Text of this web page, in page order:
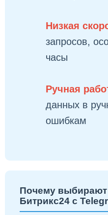
Низкая
запросов,
часы
Ручная
данных в
ошибкам
Почему
Битрикс24 с